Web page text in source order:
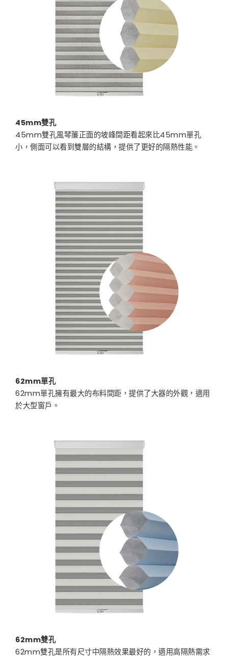
45mm雙孔
45mm雙孔風琴簾正面的坡峰間距看起來比45mm單孔
小，側面可以看到雙層的結構，提供了更好的隔熱性能。
62mm單孔
62mm單孔擁有最大的布料間距，提供了大器的外觀，適用
於大型窗戶。
62mm雙孔
62mm雙孔是所有尺寸中隔熱效果最好的，適用高隔熱需求